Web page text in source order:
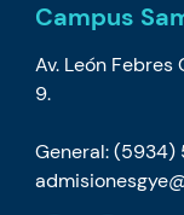
Campus
Av. León
9.
General: